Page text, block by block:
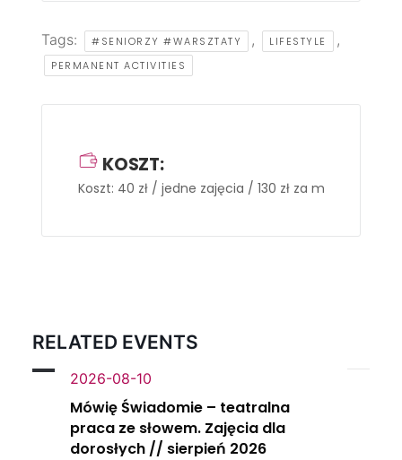
Tags: #SENIORZY #WARSZTATY , LIFESTYLE ,
PERMANENT ACTIVITIES
KOSZT:
Koszt: 40 zł / jedne zajęcia / 130 zł za miesiąc
RELATED EVENTS
2026-08-10
Mówię Świadomie – teatralna
praca ze słowem. Zajęcia dla
dorosłych // sierpień 2026